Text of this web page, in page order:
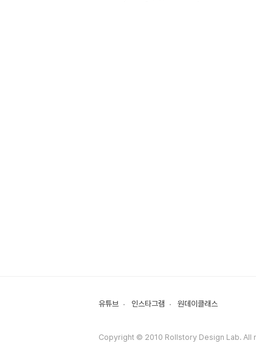
유튜브 인스타그램 원데이클래스
Copyright © 2010 Rollstory Design Lab. All